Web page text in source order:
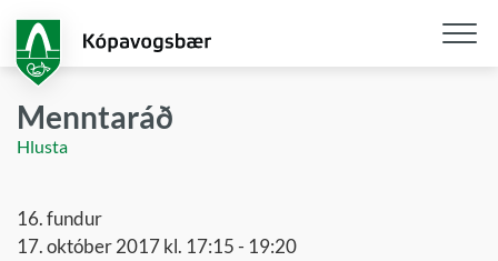
aðalefni
Menntaráð
Hlusta
16. fundur
17. október 2017 kl. 17:15 - 19:20
Opna